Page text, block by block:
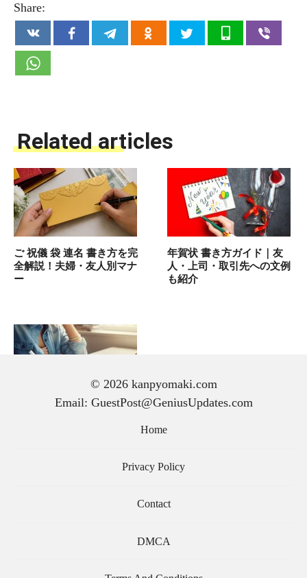
Share:
Related articles
ご 祝儀 袋 連名 書き方を完
全解説！夫婦・友人別マナ
ー
年賀状 書き方ガイド｜友
人・上司・取引先への文例
も紹介
手紙 の 書き方｜初心者で
© 2026 kanpyomaki.com
Email: GuestPost@GeniusUpdates.com
Home
Privacy Policy
Contact
DMCA